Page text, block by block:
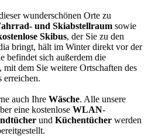
wunderschönen Orte zu
und Skiabstellraum sowie
Skibus, der Sie zu den
bringt, hält im Winter direkt vor der
befindet sich außerdem die
, mit dem Sie weitere Ortschaften des
erreichen.
auch Ihre Wäsche. Alle unsere
eine kostenlose WLAN-
und Küchentücher werden